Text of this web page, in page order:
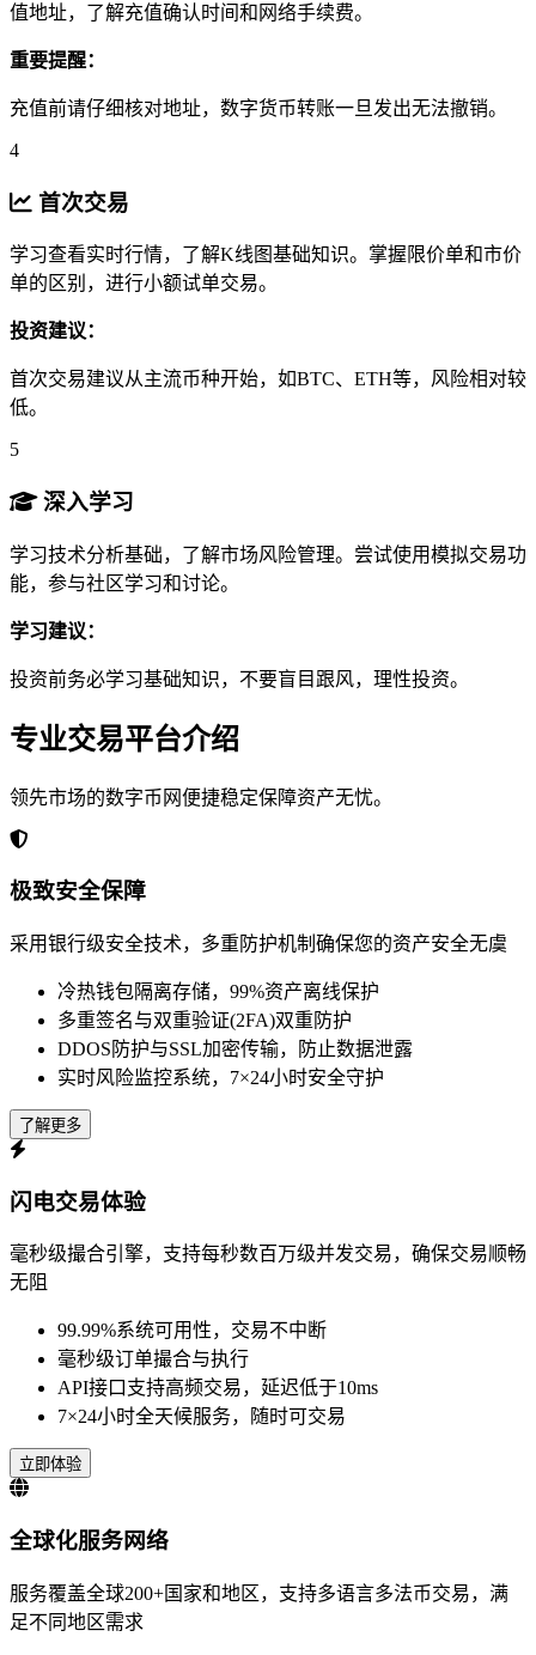
值地址，了解充值确认时间和网络手续费。
重要提醒：
充值前请仔细核对地址，数字货币转账一旦发出无法撤销。
4
首次交易
学习查看实时行情，了解K线图基础知识。掌握限价单和市价
单的区别，进行小额试单交易。
投资建议：
首次交易建议从主流币种开始，如BTC、ETH等，风险相对较
低。
5
深入学习
学习技术分析基础，了解市场风险管理。尝试使用模拟交易功
能，参与社区学习和讨论。
学习建议：
投资前务必学习基础知识，不要盲目跟风，理性投资。
专业交易平台介绍
领先市场的数字币网便捷稳定保障资产无忧。
极致安全保障
采用银行级安全技术，多重防护机制确保您的资产安全无虞
冷热钱包隔离存储，99%资产离线保护
多重签名与双重验证(2FA)双重防护
DDOS防护与SSL加密传输，防止数据泄露
实时风险监控系统，7×24小时安全守护
了解更多
闪电交易体验
毫秒级撮合引擎，支持每秒数百万级并发交易，确保交易顺畅
无阻
99.99%系统可用性，交易不中断
毫秒级订单撮合与执行
API接口支持高频交易，延迟低于10ms
7×24小时全天候服务，随时可交易
立即体验
全球化服务网络
服务覆盖全球200+国家和地区，支持多语言多法币交易，满
足不同地区需求